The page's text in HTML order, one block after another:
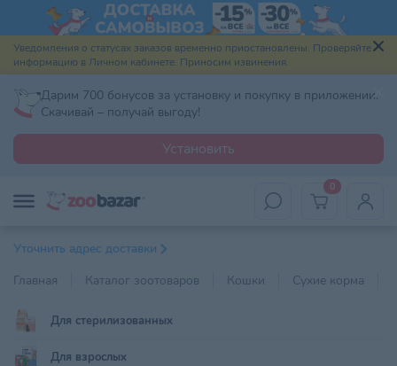
Уведомления о статусах заказов временно приостановлены. Проверяйте
информацию в Личном кабинете. Приносим извинения.
Дарим 700 бонусов за установку и покупку в приложении.
Скачивай – получай выгоду!
Установить
0
Уточнить адрес доставки
Главная
Каталог зоотоваров Кошки Сухие корма
Для стерилизованных
Для взрослых